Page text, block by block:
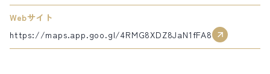
Webサイト
https://maps.app.goo.gl/4RMG8XDZ8JaN1fFA8